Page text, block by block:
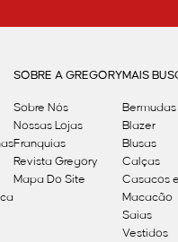
SOBRE A GREGORY
Sobre Nós
Nossas Lojas
Franquias
Revista Gregory
Mapa Do Site
MAIS
Bermudas
Blazer
Blusas
Calças
Casacos
Macacão
Saias
Vestidos